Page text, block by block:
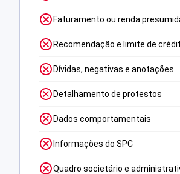
Faturamento ou renda
Recomendação e limite de
Dívidas, negativas e anotações
Detalhamento de protestos
Dados comportamentais
Informações do SPC
Quadro societário e